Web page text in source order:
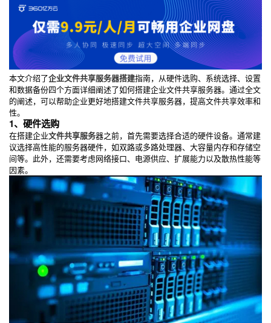
本文介绍了企业文件共享服务器搭建指南，从硬件选购、系统选择、设置
和数据备份四个方面详细阐述了如何搭建企业文件共享服务器。通过全文
的阐述，可以帮助企业更好地搭建文件共享服务器，提高文件共享效率和
性。
1、硬件选购
在搭建企业文件共享服务器之前，首先需要选择合适的硬件设备。通常建
议选择高性能的服务器硬件，如双路或多路处理器、大容量内存和存储空
间等。此外，还需要考虑网络接口、电源供应、扩展能力以及散热性能等
因素。